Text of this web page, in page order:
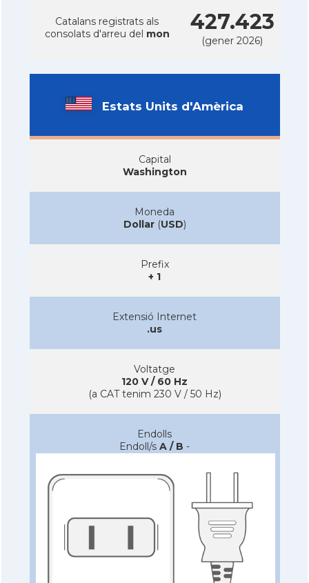
Catalans registrats als
consolats d'arreu del mon 427.423
(gener 2026)
Estats Units d'Amèrica
Capital
Washington
Moneda
Dollar(USD)
Prefix
+ 1
Extensió Internet
.us
Voltatge
120 V / 60 Hz
(a CAT tenim 230 V / 50 Hz)
Endolls
Endoll/s A / B -